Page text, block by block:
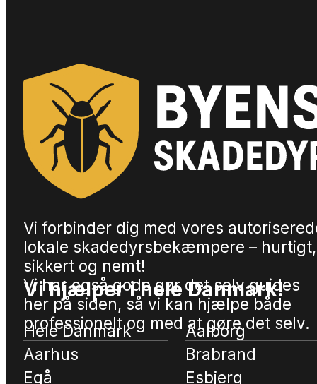
Vi forbinder dig med vores
lokale skadedyrsbekæmpere – hurtigt,
sikkert og nemt!
Vi har også gode gør det selv guides
her på siden, så vi kan hjælpe både
professionelt og med at gøre det selv.
Vi hjælper i hele Danmark!
Hele Danmark
Aalborg
Aarhus
Brabrand
Egå
Esbjerg